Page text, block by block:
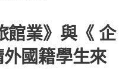
館業》與《 企
國籍學生來